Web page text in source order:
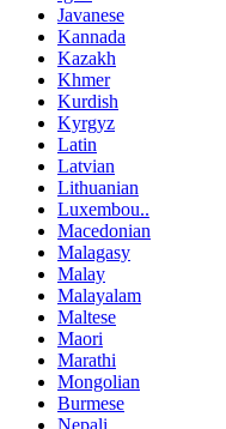
Javanese
Kannada
Kazakh
Khmer
Kurdish
Kyrgyz
Latin
Latvian
Lithuanian
Luxembou..
Macedonian
Malagasy
Malay
Malayalam
Maltese
Maori
Marathi
Mongolian
Burmese
Nepali